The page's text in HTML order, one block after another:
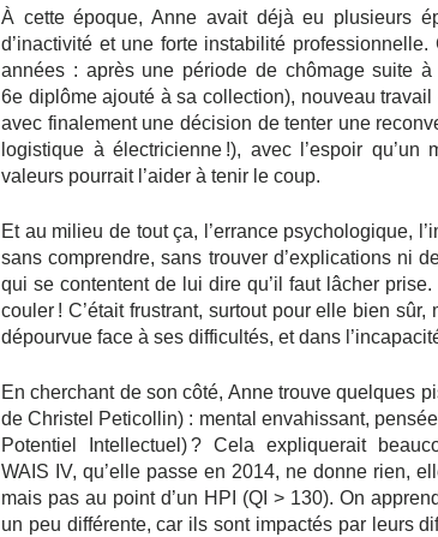
À cette époque, Anne avait déjà eu plusieurs
d’inactivité et une forte instabilité
années : après une période de chômage suite
6e diplôme ajouté à sa collection), nouveau
avec finalement une décision de tenter une
logistique à électricienne !), avec l’espoir
valeurs pourrait l’aider à tenir le coup.
Et au milieu de tout ça, l’errance psychologique,
sans comprendre, sans trouver d’explications ni
qui se contentent de lui dire qu’il faut lâcher
couler ! C’était frustrant, surtout pour elle bien
dépourvue face à ses difficultés, et dans
En cherchant de son côté, Anne trouve quelques
de Christel Peticollin) : mental envahissant,
Potentiel Intellectuel) ? Cela expliquerait
WAIS IV, qu’elle passe en 2014, ne donne rien,
mais pas au point d’un HPI (QI > 130). On
un peu différente, car ils sont impactés par leurs